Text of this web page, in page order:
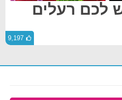
לכם רעלים
9,197